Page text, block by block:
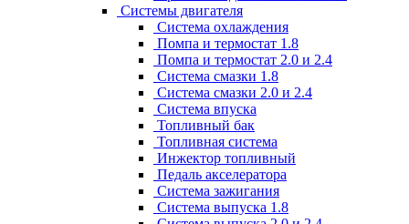
Системы двигателя
Система охлаждения
Помпа и термостат 1.8
Помпа и термостат 2.0 и 2.4
Система смазки 1.8
Система смазки 2.0 и 2.4
Система впуска
Топливный бак
Топливная система
Инжектор топливный
Педаль акселератора
Система зажигания
Система выпуска 1.8